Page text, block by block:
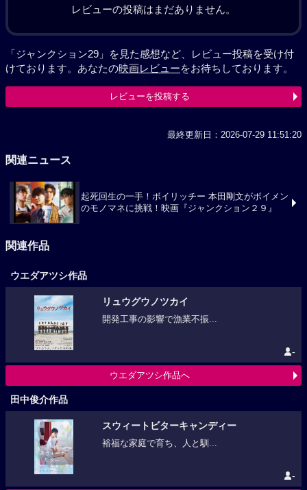
レビューの投稿はまだありません。
「ジャンクション29」を見た感想など、レビュー投稿を受け付
けております。あなたの映画レビューをお待ちしております。
レビューを投稿する
最終更新日：2026-07-29 11:51:20
関連ニュース
起死回生の一手！ボイリッチー 本田剛文がボイメン
のモノマネに挑戦！映画『ジャンクション２９』
関連作品
ウエダアツシ作品
リュウグウノツカイ
開発工事の影響で漁業不振...
-
ウエダアツシ作品へ
田中俊介作品
スウィートビターキャンディー
裕福な家庭で育ち、人と馴...
-